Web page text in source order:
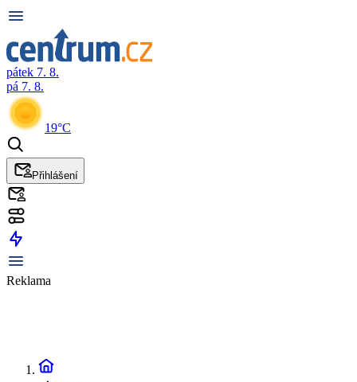
pátek 7. 8.
pá 7. 8.
19°C
Přihlášení
Reklama